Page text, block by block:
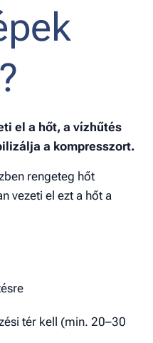
el a hőt, a vízhűtés
a kompresszort.
rengeteg hőt
vezeti el ezt a hőt a
tér kell (min. 20–30